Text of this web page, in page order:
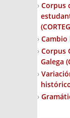
Corpus
Corpus
Galega